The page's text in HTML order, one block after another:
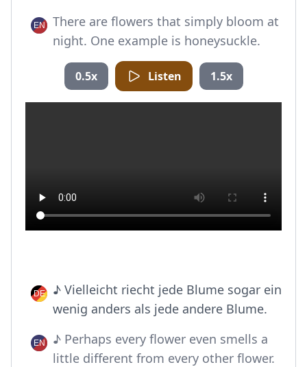
There are flowers that simply bloom at
night. One example is honeysuckle.
0.5x Listen 1.5x
♪ Vielleicht riecht jede Blume sogar ein
wenig anders als jede andere Blume.
♪ Perhaps every flower even smells a
little different from every other flower.